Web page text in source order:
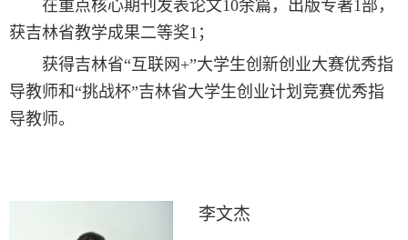
在重点核心期刊发表论文10余篇，出版专著1部，
获吉林省教学成果二等奖1；
获得吉林省“互联网+”大学生创新创业大赛优秀指
导教师和“挑战杯”吉林省大学生创业计划竞赛优秀指
导教师。
李文杰